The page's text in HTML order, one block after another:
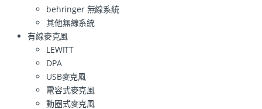
behringer 無線系統
其他無線系統
有線麥克風
LEWITT
DPA
USB麥克風
電容式麥克風
動圈式麥克風